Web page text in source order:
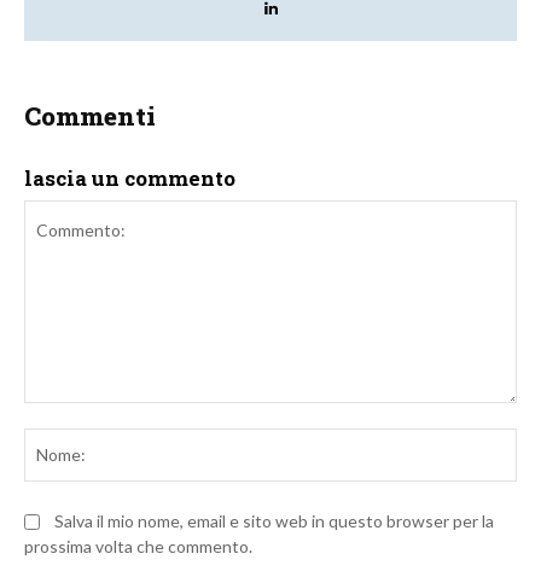
Commenti
lascia un commento
Salva il mio nome, email e sito web in questo browser per la
prossima volta che commento.